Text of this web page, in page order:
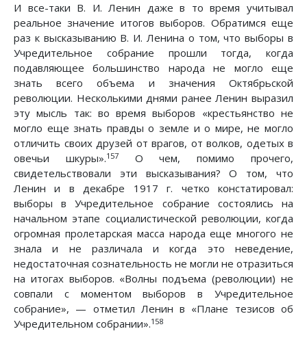
И все-таки В. И. Ленин даже в то время учитывал
реальное значение итогов выборов. Обратимся еще
раз к высказыванию В. И. Ленина о том, что выборы в
Учредительное собрание прошли тогда, когда
подавляющее большинство народа не могло еще
знать всего объема и значения Октябрьской
революции. Несколькими днями ранее Ленин выразил
эту мысль так: во время выборов «крестьянство не
могло еще знать правды о земле и о мире, не могло
отличить своих друзей от врагов, от волков, одетых в
овечьи шкуры».157О чем, помимо прочего,
свидетельствовали эти высказывания? О том, что
Ленин и в декабре 1917 г. четко констатировал:
выборы в Учредительное собрание состоялись на
начальном этапе социалистической революции, когда
огромная пролетарская масса народа еще многого не
знала и не различала и когда это неведение,
недостаточная сознательность не могли не отразиться
на итогах выборов. «Волны подъема (революции) не
совпали с моментом выборов в Учредительное
собрание», — отметил Ленин в «Плане тезисов об
Учредительном собрании».158